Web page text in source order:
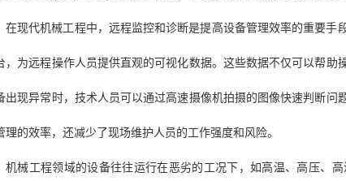
在现代机械工程中，远程监控和诊断是提高设备管理效率的重要
，为远程操作人员提供直观的可视化数据。这些数据不仅可以帮
出现异常时，技术人员可以通过高速摄像机拍摄的图像快速判断
理的效率，还减少了现场维护人员的工作强度和风险。
机械工程领域的设备往往运行在恶劣的工况下，如高温、高压、